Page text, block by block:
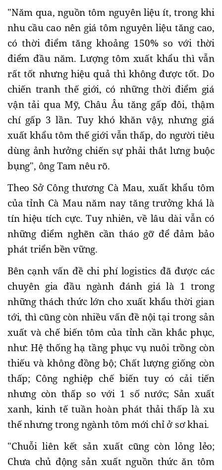
"Năm qua, nguồn tôm nguyên liệu ít, trong khi
nhu cầu cao nên giá tôm nguyên liệu tăng cao,
có thời điểm tăng khoảng 150% so với thời
điểm đầu năm. Lượng tôm xuất khẩu thì vẫn
rất tốt nhưng hiệu quả thì không được tốt. Do
chiến tranh thế giới, có những thời điểm giá
vận tải qua Mỹ, Châu Âu tăng gấp đôi, thậm
chí gấp 3 lần. Tuy khó khăn vậy, nhưng giá
xuất khẩu tôm thế giới vẫn thấp, do người tiêu
dùng ảnh hưởng chiến sự phải thắt lưng buộc
bụng", ông Tam nêu rõ.
Theo Sở Công thương Cà Mau, xuất khẩu tôm
của tỉnh Cà Mau năm nay tăng trưởng khá là
tín hiệu tích cực. Tuy nhiên, về lâu dài vẫn có
những điểm nghẽn cần tháo gỡ để đảm bảo
phát triển bền vững.
Bên cạnh vấn đề chi phí logistics đã được các
chuyên gia đầu ngành đánh giá là 1 trong
những thách thức lớn cho xuất khẩu thời gian
tới, thì cũng còn nhiều vấn đề nội tại trong sản
xuất và chế biến tôm của tỉnh cần khắc phục,
như: Hệ thống hạ tầng phục vụ nuôi trồng còn
thiếu và không đồng bộ; Chất lượng giống còn
thấp; Công nghiệp chế biến tuy có cải tiến
nhưng còn thấp so với 1 số nước; Sản xuất
xanh, kinh tế tuần hoàn phát thải thấp là xu
thế nhưng trong ngành tôm mới chỉ ở sơ khai.
"Chuỗi liên kết sản xuất cũng còn lỏng lẻo;
Chưa chủ động sản xuất nguồn thức ăn tôm